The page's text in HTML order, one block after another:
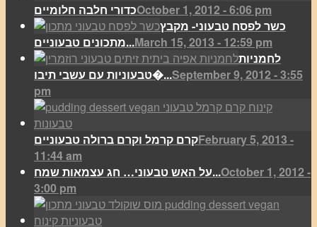
כדורי חלבה חלומייםOctober 1, 2012 - 6:06 pm
כשר לפסח טבעוני- מקבץ
מתכונים טבעוניים...March 15, 2013 - 12:59 pm
לחמניות
טבעוניות עם עשבי תיבו�...September 9, 2012 - 3:55
pm
קרם קרמל וקרם ברולה טבעונייםFebruary 5, 2013 -
11:44 am
על האש טבעוני… חג עצמאות שמח...October 1, 2012 -
3:00 pm